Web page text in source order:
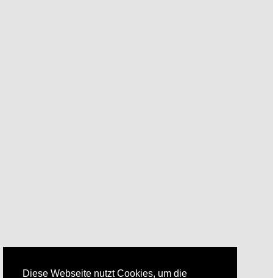
Diese Webseite nutzt Cookies, um die